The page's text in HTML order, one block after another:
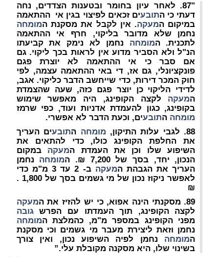
"87. לאחר עיון בחומר ובטענות הצדדים, נחה
דעתי כי התובעים זכאים לפיצוי בגין אי ההתאמה
במיקום המעקה. אין לקבל את מסקנת המומחה
נחמן שלא מדובר בליקוי, חרף אי ההתאמה
לתכנית. המומחה נחמן לא נימק את קביעתו
הנ"ל ולא הסביר מדוע אין לראות בכך ליקוי. גם
אם סבר כי אי ההתאמה לא יוצרת פגם
פונקציונלי, גם אז, די באי ההתאמה עצמה, לפי
חוק המכר דירות, כדי שייחשב הדבר כליקוי. אגב,
לדידי הליקוי כן יוצר פגם כזה, שעה שהצמדת
המעקה לקצה הקופינג, היה מאפשר שימוש
בקופינג, כגון להעמדת אדניות ועוד, כפי שרמז
מומחה התובעים, וכעת הדבר לא אפשרי.
88. לגבי עלות התיקון,
מומחה התובעים העריך
את החלפת הקופינג כולו, כדי להתאים את
השיפוע שלו וכן את העמדת המעקה במקום
הנכון, יחד, בסך של 7,200 ₪. ה
מומחה נחמן
העריך את הגבהת המעקה
ב- 2 עד 3 מ"מ כדי
לאפשר ניקוז נכון של מי גשמים בסך של 1,800 .
₪
89. מסקנתי הינה אפוא, כי יש להזיז את ה
מעקה
לקצה הקופינג, תוך העמדתו עם הפרשגובה
מפני הקופינג במספר מ"מ, כהמלצת המומחה
נחמן וזאת ליצירת מעבר מי גשמים וכי מסקנת
המומחה נחמן לפיה השיפוע נכון, ואין צורך
בשינוי שלו, היא מסקנה מקובלת עלי.”